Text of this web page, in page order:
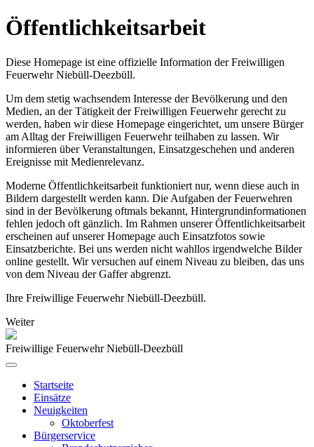
Öffentlichkeitsarbeit
Diese Homepage ist eine offizielle Information der Freiwilligen
Feuerwehr Niebüll-Deezbüll.
Um dem stetig wachsendem Interesse der Bevölkerung und den
Medien, an der Tätigkeit der Freiwilligen Feuerwehr gerecht zu
werden, haben wir diese Homepage eingerichtet, um unsere Bürger
am Alltag der Freiwilligen Feuerwehr teilhaben zu lassen. Wir
informieren über Veranstaltungen, Einsatzgeschehen und anderen
Ereignisse mit Medienrelevanz.
Moderne Öffentlichkeitsarbeit funktioniert nur, wenn diese auch in
Bildern dargestellt werden kann. Die Aufgaben der Feuerwehren
sind in der Bevölkerung oftmals bekannt, Hintergrundinformationen
fehlen jedoch oft gänzlich. Im Rahmen unserer Öffentlichkeitsarbeit
erscheinen auf unserer Homepage auch Einsatzfotos sowie
Einsatzberichte. Bei uns werden nicht wahllos irgendwelche Bilder
online gestellt. Wir versuchen auf einem Niveau zu bleiben, das uns
von dem Niveau der Gaffer abgrenzt.
Ihre Freiwillige Feuerwehr Niebüll-Deezbüll.
Weiter
Freiwillige Feuerwehr Niebüll-Deezbüll
Startseite
Einsätze
Neuigkeiten
Oktoberfest
Bürgerservice